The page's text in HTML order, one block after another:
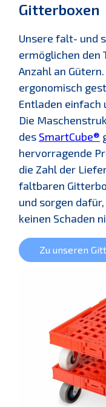
Gitterboxen
Unsere falt- und
ermöglichen den
Anzahl an
ergonomisch
Entladen einfach
Die
des SmartCube®
hervorragende
die Zahl der
faltbaren
und sorgen
keinen Schaden
Zu unseren